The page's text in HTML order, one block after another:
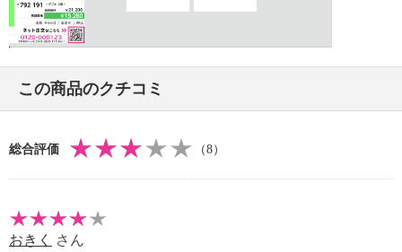
・収納袋：約０．３２ｋｇ（１個）
【商品仕様詳細】
＜ハードボックス＞
・バックル（内側）：２対
・天板あり（取り外し不可）：１個
＜収納袋＞
・シングルファスナー仕様
・ポケット（内側）：１個
【メンテナンス】
Video
この商品のクチコミ
総合評価 （8）
おきく さん